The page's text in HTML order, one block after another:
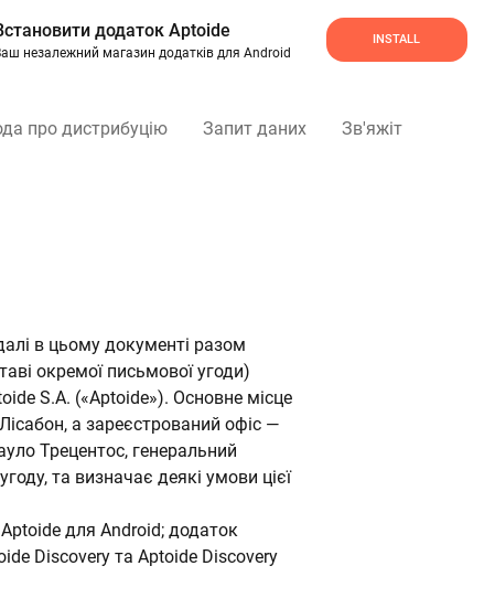
додаток Aptoide
незалежний магазин додатків для Android
INSTALL
про дистрибуцію Запит даних Зв'яжіться з нами
в цьому документі разом
окремої письмової угоди)
S.A. («Aptoide»). Основне місце
а зареєстрований офіс —
Трецентос, генеральний
та визначає деякі умови цієї
для Android; додаток
Discovery та Aptoide Discovery